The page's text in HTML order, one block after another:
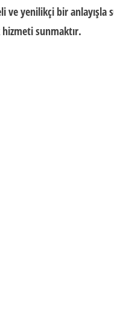
ve yenilikçi bir anlayışla
sunmaktır.